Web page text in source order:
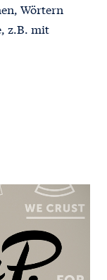
Wörtern
z.B. mit